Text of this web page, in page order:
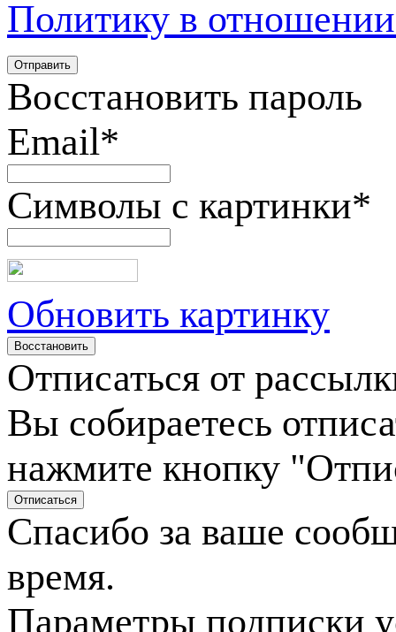
Политику в
Восстановить пароль
Email*
Символы с картинки*
Обновить картинку
Отписаться от
Вы собираетесь
нажмите кнопку
Спасибо за ваше
время.
Параметры подписки